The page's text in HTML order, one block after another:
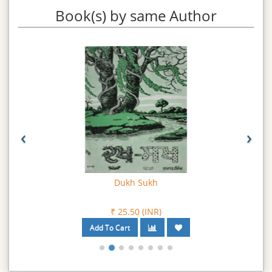
Book(s) by same Author
Dukh Sukh
₹ 25.50 (INR)
‹ ›